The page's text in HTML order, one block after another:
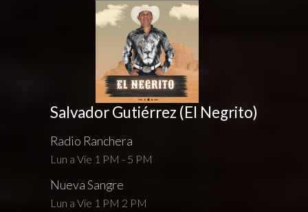
Salvador Gutiérrez (El Negrito)
Radio Ranchera
Lun a Vie 1 PM - 5 PM
Nueva Sangre
Lun a Vie 1 PM 2 PM